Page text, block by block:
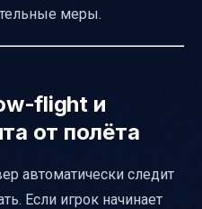
меры.
flight и
от полёта
автоматически следит
Если игрок начинает